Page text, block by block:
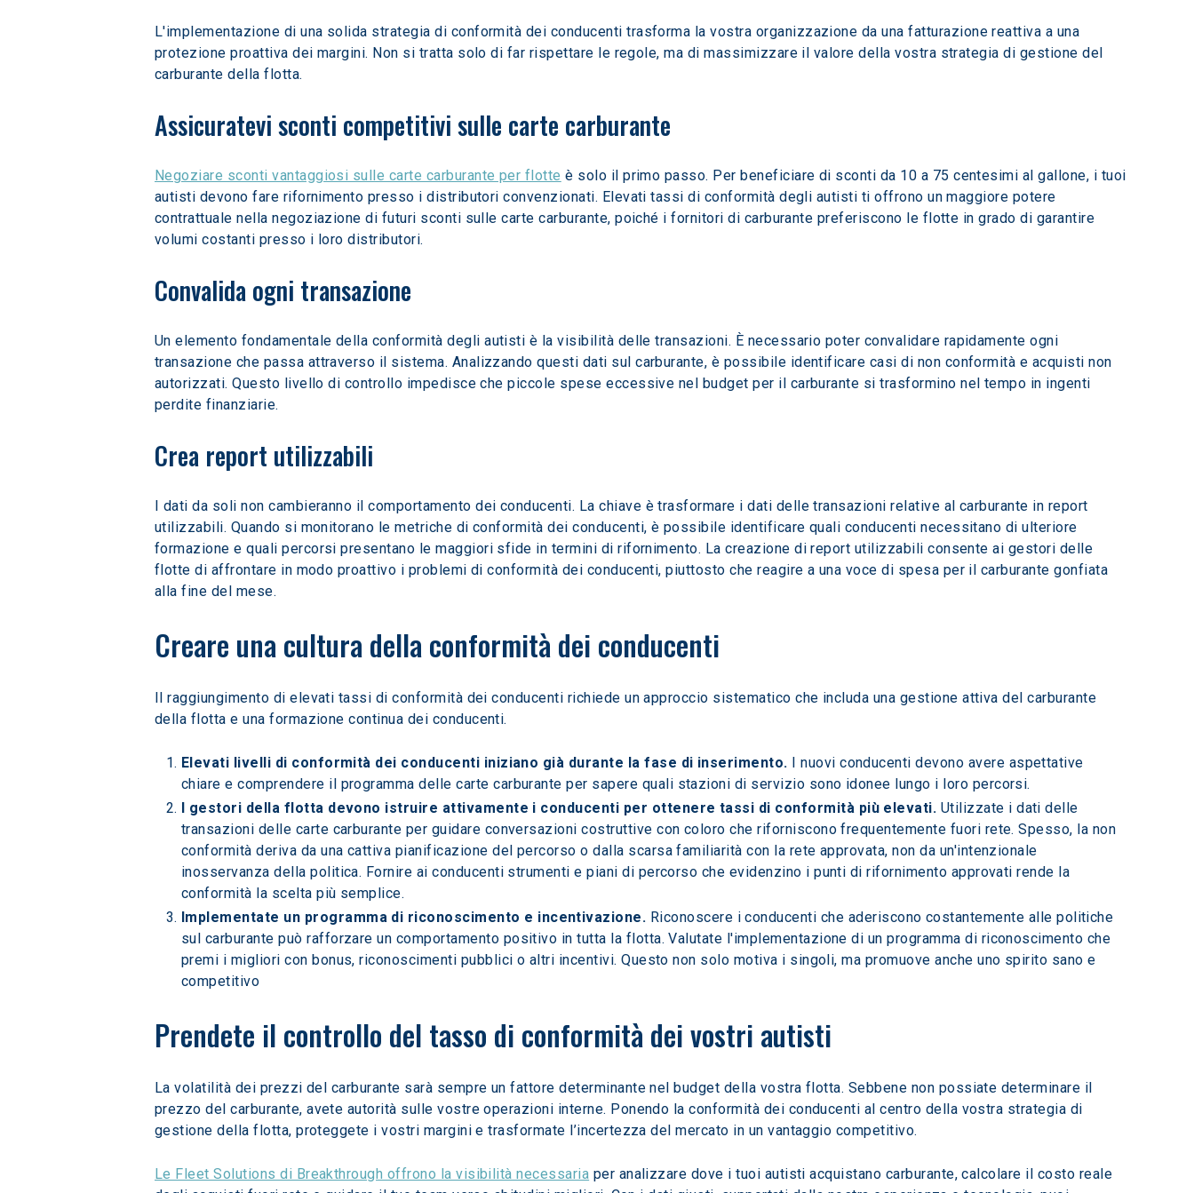
L'implementazione di una solida strategia di conformità dei conducenti trasforma la vostra organizzazione da una fatturazione reattiva a una
protezione proattiva dei margini. Non si tratta solo di far rispettare le regole, ma di massimizzare il valore della vostra strategia di gestione del
carburante della flotta.
Assicuratevi sconti competitivi sulle carte carburante
Negoziare sconti vantaggiosi sulle carte carburante per flotte è solo il primo passo. Per beneficiare di sconti da 10 a 75 centesimi al gallone, i tuoi
autisti devono fare rifornimento presso i distributori convenzionati. Elevati tassi di conformità degli autisti ti offrono un maggiore potere
contrattuale nella negoziazione di futuri sconti sulle carte carburante, poiché i fornitori di carburante preferiscono le flotte in grado di garantire
volumi costanti presso i loro distributori.
Convalida ogni transazione
Un elemento fondamentale della conformità degli autisti è la visibilità delle transazioni. È necessario poter convalidare rapidamente ogni
transazione che passa attraverso il sistema. Analizzando questi dati sul carburante, è possibile identificare casi di non conformità e acquisti non
autorizzati. Questo livello di controllo impedisce che piccole spese eccessive nel budget per il carburante si trasformino nel tempo in ingenti
perdite finanziarie.
Crea report utilizzabili
I dati da soli non cambieranno il comportamento dei conducenti. La chiave è trasformare i dati delle transazioni relative al carburante in report
utilizzabili. Quando si monitorano le metriche di conformità dei conducenti, è possibile identificare quali conducenti necessitano di ulteriore
formazione e quali percorsi presentano le maggiori sfide in termini di rifornimento. La creazione di report utilizzabili consente ai gestori delle
flotte di affrontare in modo proattivo i problemi di conformità dei conducenti, piuttosto che reagire a una voce di spesa per il carburante gonfiata
alla fine del mese.
Creare una cultura della conformità dei conducenti
Il raggiungimento di elevati tassi di conformità dei conducenti richiede un approccio sistematico che includa una gestione attiva del carburante
della flotta e una formazione continua dei conducenti.
Elevati livelli di conformità dei conducenti iniziano già durante la fase di inserimento. I nuovi conducenti devono avere aspettative
chiare e comprendere il programma delle carte carburante per sapere quali stazioni di servizio sono idonee lungo i loro percorsi.
I gestori della flotta devono istruire attivamente i conducenti per ottenere tassi di conformità più elevati. Utilizzate i dati delle
transazioni delle carte carburante per guidare conversazioni costruttive con coloro che riforniscono frequentemente fuori rete. Spesso, la non
conformità deriva da una cattiva pianificazione del percorso o dalla scarsa familiarità con la rete approvata, non da un'intenzionale
inosservanza della politica. Fornire ai conducenti strumenti e piani di percorso che evidenzino i punti di rifornimento approvati rende la
conformità la scelta più semplice.
Implementate un programma di riconoscimento e incentivazione. Riconoscere i conducenti che aderiscono costantemente alle politiche
sul carburante può rafforzare un comportamento positivo in tutta la flotta. Valutate l'implementazione di un programma di riconoscimento che
premi i migliori con bonus, riconoscimenti pubblici o altri incentivi. Questo non solo motiva i singoli, ma promuove anche uno spirito sano e
competitivo
Prendete il controllo del tasso di conformità dei vostri autisti
La volatilità dei prezzi del carburante sarà sempre un fattore determinante nel budget della vostra flotta. Sebbene non possiate determinare il
prezzo del carburante, avete autorità sulle vostre operazioni interne. Ponendo la conformità dei conducenti al centro della vostra strategia di
gestione della flotta, proteggete i vostri margini e trasformate l’incertezza del mercato in un vantaggio competitivo.
Le Fleet Solutions di Breakthrough offrono la visibilità necessaria per analizzare dove i tuoi autisti acquistano carburante, calcolare il costo reale